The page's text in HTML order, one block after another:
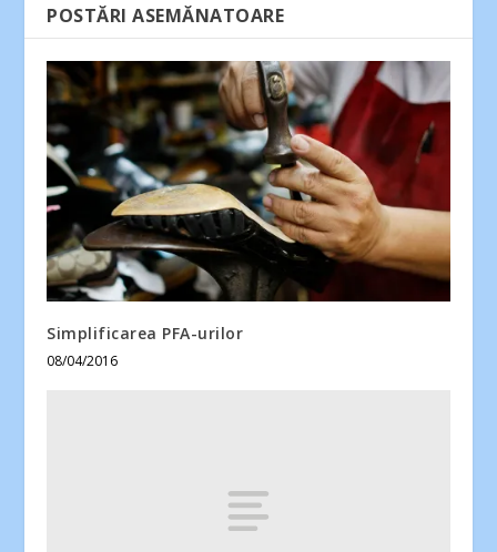
POSTĂRI ASEMĂNATOARE
Simplificarea PFA-urilor
08/04/2016